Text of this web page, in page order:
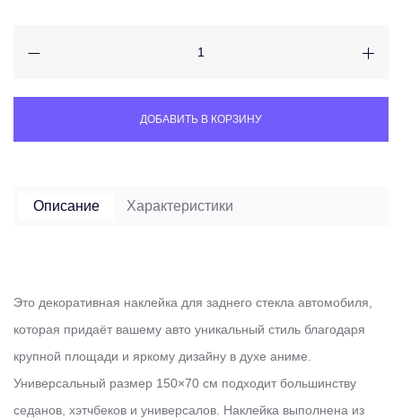
ДОБАВИТЬ В КОРЗИНУ
Описание Характеристики
Это декоративная наклейка для заднего стекла автомобиля,
которая придаёт вашему авто уникальный стиль благодаря
крупной площади и яркому дизайну в духе аниме.
Универсальный размер 150×70 см подходит большинству
седанов, хэтчбеков и универсалов. Наклейка выполнена из